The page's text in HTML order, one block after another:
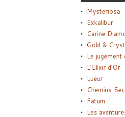
Mysteriosa
Exkalibur
Carine
Gold &
Le jugement
L’Elixir d’Or
Lueur
Chemins
Fatum
Les